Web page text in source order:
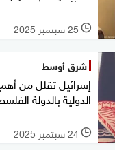
l 25 سبتمبر 2025
شرق أوسط
إسرائيل تقلل من
الدولية بالدولة
l 24 سبتمبر 2025